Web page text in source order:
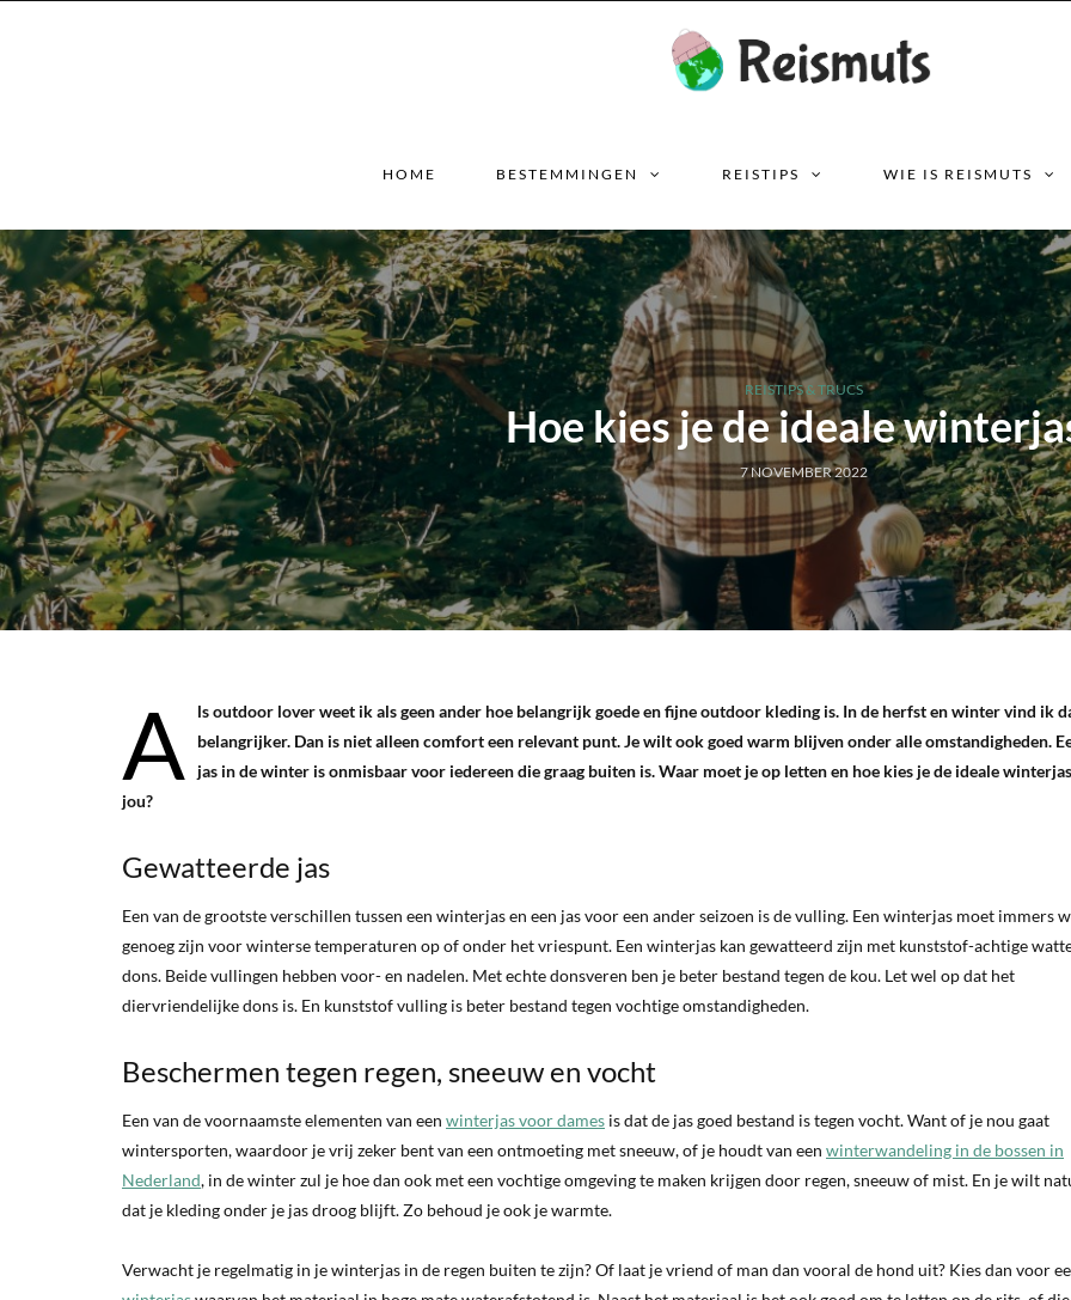
HOME BESTEMMINGEN REISTIPS WIE IS REISMUTS
REISTIPS & TRUCS
Hoe kies je de ideale
7 NOVEMBER 2022
A
ls outdoor lover weet ik als geen ander hoe belangrijk goede en fijne outdoor kleding is. In de herfst en winter vind ik
belangrijker. Dan is niet alleen comfort een relevant punt. Je wilt ook goed warm blijven onder alle omstandigheden.
jas in de winter is onmisbaar voor iedereen die graag buiten is. Waar moet je op letten en hoe kies je de ideale
jou?
Gewatteerde jas
Een van de grootste verschillen tussen een winterjas en een jas voor een ander seizoen is de vulling. Een winterjas moet immers
genoeg zijn voor winterse temperaturen op of onder het vriespunt. Een winterjas kan gewatteerd zijn met kunststof-achtige
dons. Beide vullingen hebben voor- en nadelen. Met echte donsveren ben je beter bestand tegen de kou. Let wel op dat het
diervriendelijke dons is. En kunststof vulling is beter bestand tegen vochtige omstandigheden.
Beschermen tegen regen, sneeuw en vocht
Een van de voornaamste elementen van een winterjas voor dames is dat de jas goed bestand is tegen vocht. Want of je nou gaat
wintersporten, waardoor je vrij zeker bent van een ontmoeting met sneeuw, of je houdt van een winterwandeling in de bossen in
Nederland, in de winter zul je hoe dan ook met een vochtige omgeving te maken krijgen door regen, sneeuw of mist. En je wilt
dat je kleding onder je jas droog blijft. Zo behoud je ook je warmte.
Verwacht je regelmatig in je winterjas in de regen buiten te zijn? Of laat je vriend of man dan vooral de hond uit? Kies dan voor